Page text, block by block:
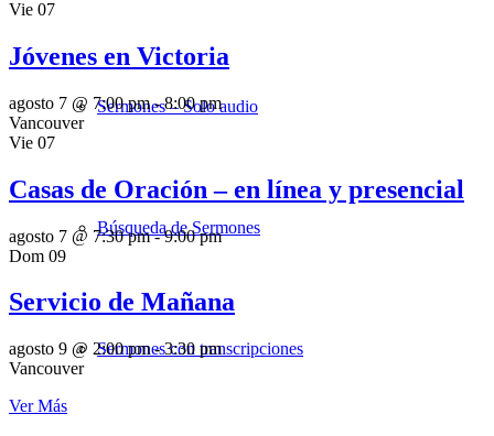
Sermones – Solo audio
Búsqueda de Sermones
Sermones con transcripciones
Vie 07
Jóvenes en Victoria
agosto 7 @ 7:00 pm-8:00 pm
Vancouver
Vie 07
Casas de Oración – en línea y presencial
agosto 7 @ 7:30 pm-9:00 pm
Dom 09
Servicio de Mañana
agosto 9 @ 2:00 pm-3:30 pm
Vancouver
Ver Más